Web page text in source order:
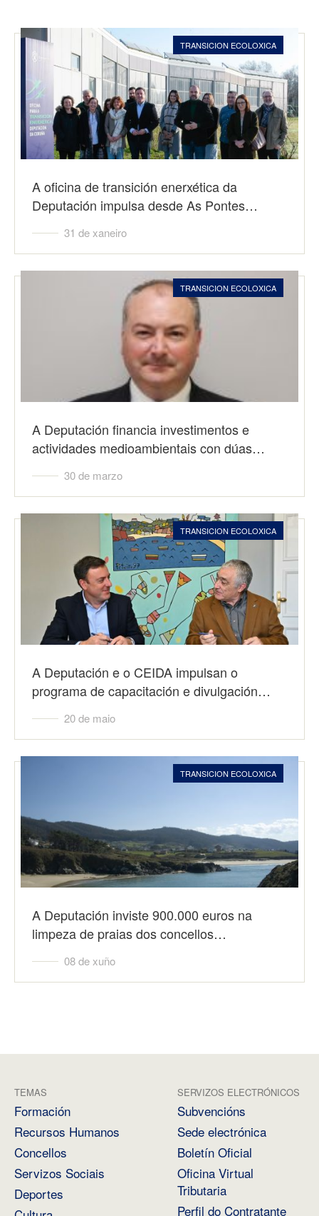
TRANSICION ECOLOXICA
A oficina de transición enerxética da
Deputación impulsa desde As Pontes…
31 de xaneiro
TRANSICION ECOLOXICA
A Deputación financia investimentos e
actividades medioambientais con dúas…
30 de marzo
TRANSICION ECOLOXICA
A Deputación e o CEIDA impulsan o
programa de capacitación e divulgación…
20 de maio
TRANSICION ECOLOXICA
A Deputación inviste 900.000 euros na
limpeza de praias dos concellos…
08 de xuño
TEMAS
Formación
Recursos Humanos
Concellos
Servizos Sociais
Deportes
SERVIZOS ELECTRÓNICOS
Subvencións
Sede electrónica
Boletín Oficial
Oficina Virtual
Tributaria
Perfil do Contratante